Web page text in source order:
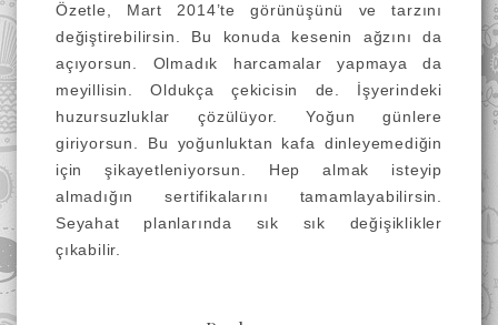
Özetle, Mart 2014’te görünüşünü ve tarzını
değiştirebilirsin. Bu konuda kesenin ağzını da
açıyorsun. Olmadık harcamalar yapmaya da
meyillisin. Oldukça çekicisin de. İşyerindeki
huzursuzluklar çözülüyor. Yoğun günlere
giriyorsun. Bu yoğunluktan kafa dinleyemediğin
için şikayetleniyorsun. Hep almak isteyip
almadığın sertifikalarını tamamlayabilirsin.
Seyahat planlarında sık sık değişiklikler
çıkabilir.